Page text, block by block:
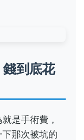
到底花
是手術費，
那次被坑的